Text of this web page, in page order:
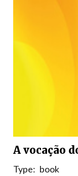
A vocação
Type: book